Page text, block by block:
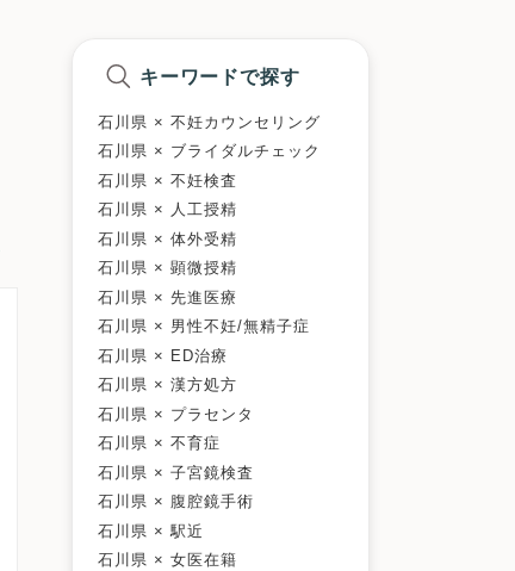
キーワードで探す
石川県 × 不妊カウンセリング
石川県 × ブライダルチェック
石川県 × 不妊検査
石川県 × 人工授精
石川県 × 体外受精
石川県 × 顕微授精
石川県 × 先進医療
石川県 × 男性不妊/無精子症
石川県 × ED治療
石川県 × 漢方処方
石川県 × プラセンタ
石川県 × 不育症
石川県 × 子宮鏡検査
石川県 × 腹腔鏡手術
石川県 × 駅近
石川県 × 女医在籍